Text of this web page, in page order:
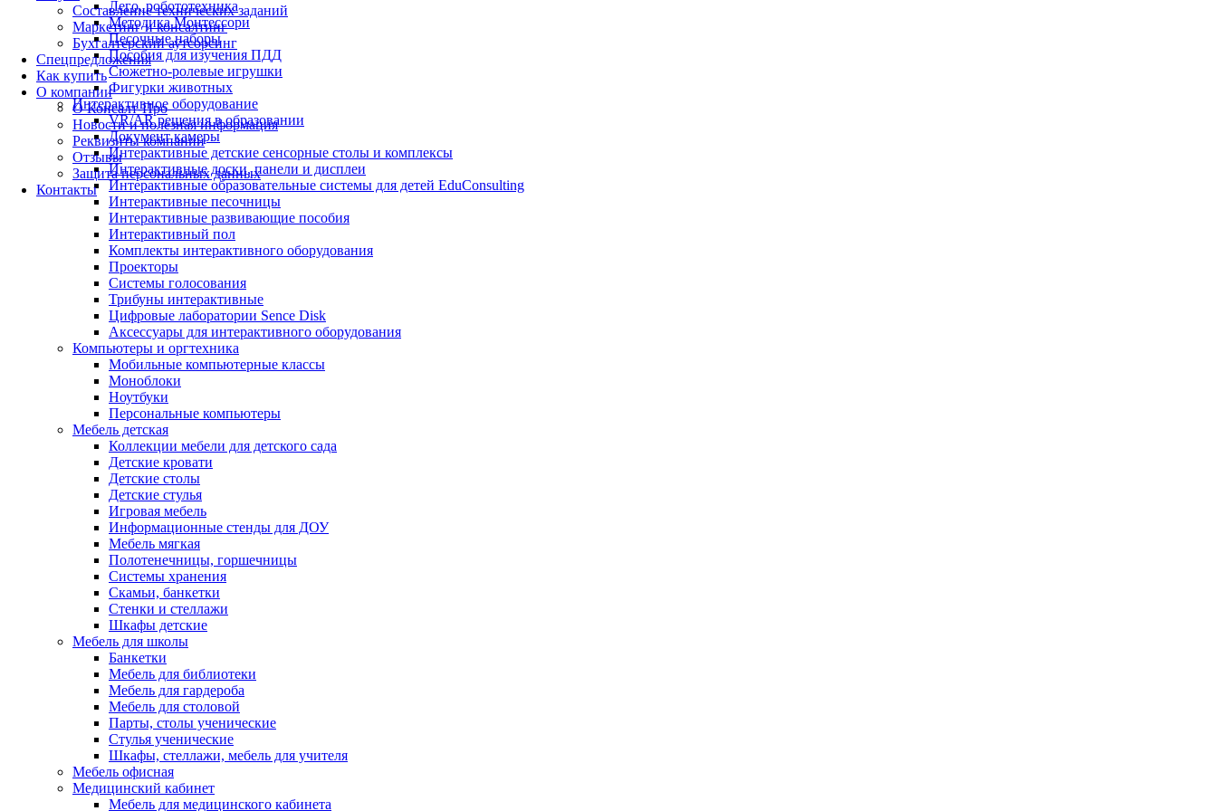
Составление технических заданий
Маркетинг и консалтинг
Бухгалтерский аутсорсинг
Спецпредложения
Как купить
О компании
О Консалт-Про
Новости и полезная информация
Реквизиты компании
Отзывы
Защита персональных данных
Контакты
Лего, робототехника
Методика Монтессори
Песочные наборы
Пособия для изучения ПДД
Сюжетно-ролевые игрушки
Фигурки животных
Интерактивное оборудование
VR/AR решения в образовании
Документ камеры
Интерактивные детские сенсорные столы и комплексы
Интерактивные доски, панели и дисплеи
Интерактивные образовательные системы для детей EduConsulting
Интерактивные песочницы
Интерактивные развивающие пособия
Интерактивный пол
Комплекты интерактивного оборудования
Проекторы
Системы голосования
Трибуны интерактивные
Цифровые лаборатории Sence Disk
Аксессуары для интерактивного оборудования
Компьютеры и оргтехника
Мобильные компьютерные классы
Моноблоки
Ноутбуки
Персональные компьютеры
Мебель детская
Коллекции мебели для детского сада
Детские кровати
Детские столы
Детские стулья
Игровая мебель
Информационные стенды для ДОУ
Мебель мягкая
Полотенечницы, горшечницы
Системы хранения
Скамьи, банкетки
Стенки и стеллажи
Шкафы детские
Мебель для школы
Банкетки
Мебель для библиотеки
Мебель для гардероба
Мебель для столовой
Парты, столы ученические
Стулья ученические
Шкафы, стеллажи, мебель для учителя
Мебель офисная
Медицинский кабинет
Мебель для медицинского кабинета